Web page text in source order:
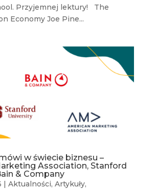
Przyjemnej lektury! The
Economy Joe Pine...
w świecie biznesu –
Association, Stanford
& Company
| Aktualności, Artykuły,